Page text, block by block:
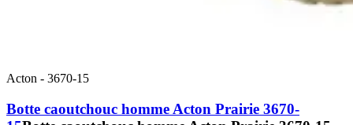
Acton - 3670-15
Botte caoutchouc homme Acton Prairie 3670-